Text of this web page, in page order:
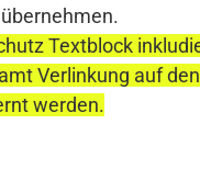
Textblock
Verlinkung auf
werden.